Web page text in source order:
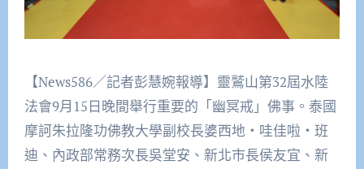
【News586／記者彭慧婉報導】靈鷲山第32屆水陸
法會9月15日晚間舉行重要的「幽冥戒」佛事。泰國
摩訶朱拉隆功佛教大學副校長婆西地・哇佳啦・班
迪、內政部常務次長吳堂安、新北市長侯友宜、新